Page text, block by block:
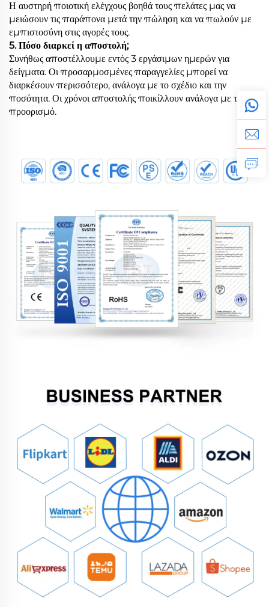
Η αυστηρή ποιοτική ελέγχους βοηθά τους πελάτες μας να
μειώσουν τις παράπονα μετά την πώληση και να πωλούν με
εμπιστοσύνη στις αγορές τους.
5. Πόσο διαρκεί η αποστολή;
Συνήθως αποστέλλουμε εντός 3 εργάσιμων ημερών για
δείγματα. Οι προσαρμοσμένες παραγγελίες μπορεί να
διαρκέσουν περισσότερο, ανάλογα με το σχέδιο και την
ποσότητα. Οι χρόνοι αποστολής ποικίλλουν ανάλογα με τον
προορισμό.